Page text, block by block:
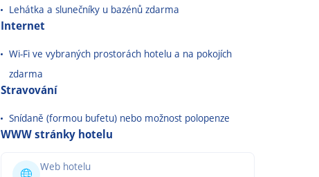
Lehátka a slunečníky u bazénů zdarma
Internet
Wi-Fi ve vybraných prostorách hotelu a na pokojích
zdarma
Stravování
Snídaně (formou bufetu) nebo možnost polopenze
WWW stránky hotelu
Web hotelu